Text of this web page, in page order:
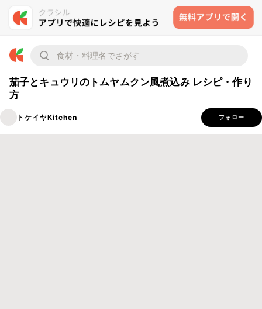
茄子とキュウリのトムヤムクン風煮込み レシピ・作り
方
トケイヤKitchen フォロー